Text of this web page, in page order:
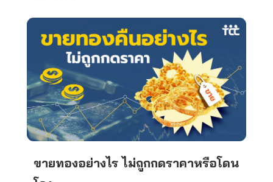
ขายทองอย่างไร ไม่ถูกกดราคาหรือโดน